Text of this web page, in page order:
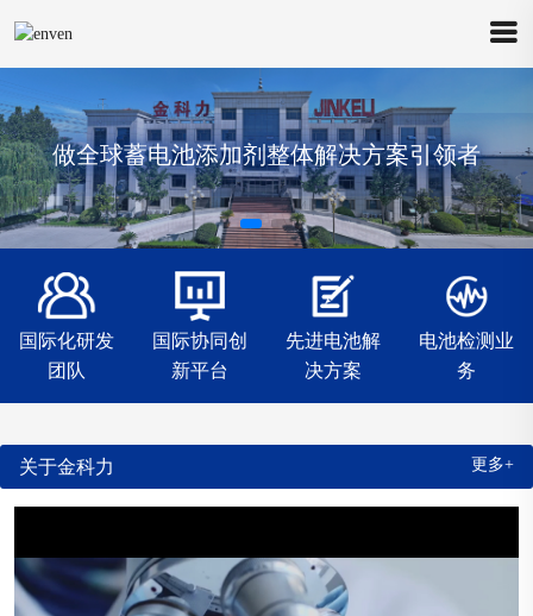
做全球蓄电池添加剂整体解决方案引领者
国际化研发
团队
国际协同创
新平台
先进电池解
决方案
电池检测业
务
关于金科力 更多+